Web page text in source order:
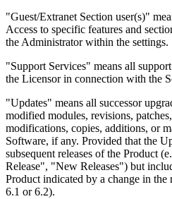
"Guest/Extranet Section user(s)"
Access to specific features and
the Administrator within the settings.
"Support Services" means all
the Licensor in connection with the
"Updates" means all successor
modified modules, revisions,
modifications, copies, additions, or
Software, if any. Provided that the
subsequent releases of the Product
Release", "New Releases") but
Product indicated by a change in the
6.1 or 6.2).